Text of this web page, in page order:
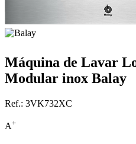
Máquina de Lavar
Modular inox Balay
Ref.: 3VK732XC
A+